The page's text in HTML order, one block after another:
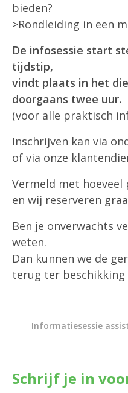
bieden?
>Rondleiding in een
De infosessie start
tijdstip,
vindt plaats in het
doorgaans twee uur.
(voor alle praktisch
Inschrijven kan via
of via onze
Vermeld met
en wij reserveren
Ben je onverwachts
weten.
Dan kunnen we de
terug ter beschikking
Informatiesessie
Schrijf je in